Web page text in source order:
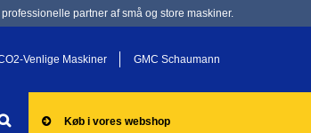
partner af små og store maskiner.
Venlige Maskiner GMC Schaumann
Køb i vores webshop